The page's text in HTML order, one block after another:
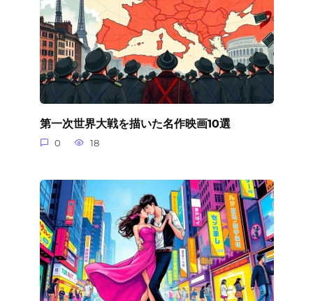
第一次世界大戦を描いた名作映画10選
0 18